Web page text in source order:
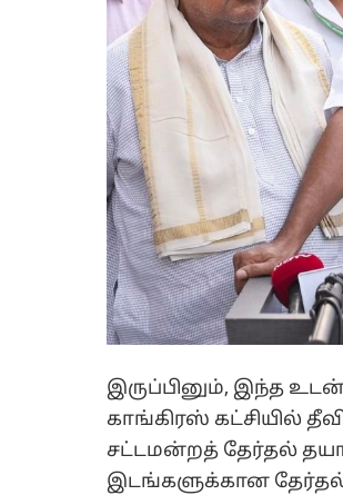
இருப்பினும், இந்த
காங்கிரஸ் கட்சியில்
சட்டமன்றத் தேர்தல்
இடங்களுக்கான தேர்தல்